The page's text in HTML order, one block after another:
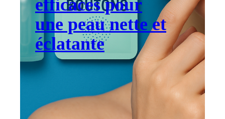
efficaces pour
une peau nette et
éclatante